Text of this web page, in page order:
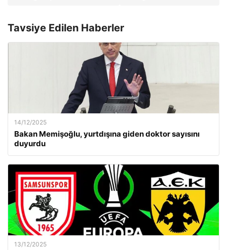
Tavsiye Edilen Haberler
14/12/2025
Bakan Memişoğlu, yurtdışına giden doktor sayısını
duyurdu
13/12/2025